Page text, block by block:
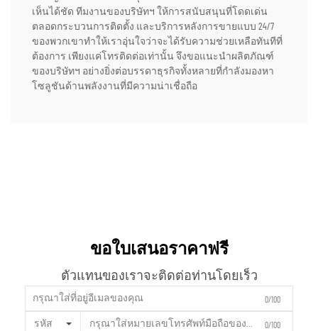
เห็นได้ชัด ทีมงานของบริษัทฯ ให้การสนับสนุนที่โดดเด่น
ตลอดกระบวนการติดตั้ง และบริการหลังการขายแบบ 24/7
ของพวกเขาทำให้เราอุ่นใจว่าจะได้รับความช่วยเหลือทันทีที่
ต้องการ เพียงแค่โทรติดต่อเท่านั้น จึงขอแนะนำผลิตภัณฑ์
ของบริษัทฯ อย่างยิ่งต่อบรรดาธุรกิจทั้งหลายที่กำลังมองหา
โซลูชันด้านพลังงานที่มีความน่าเชื่อถือ
ขอใบเสนอราคาฟรี
ตัวแทนของเราจะติดต่อท่านโดยเร็ว
0/100
รหัส 0/100